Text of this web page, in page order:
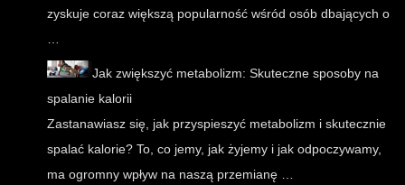
zyskuje coraz większą popularność wśród osób dbających o
Jak zwiększyć metabolizm: Skuteczne sposoby na
spalanie kalorii
Zastanawiasz się, jak przyspieszyć metabolizm i skutecznie
spalać kalorie? To, co jemy, jak żyjemy i jak odpoczywamy,
ma ogromny wpływ na naszą przemianę …